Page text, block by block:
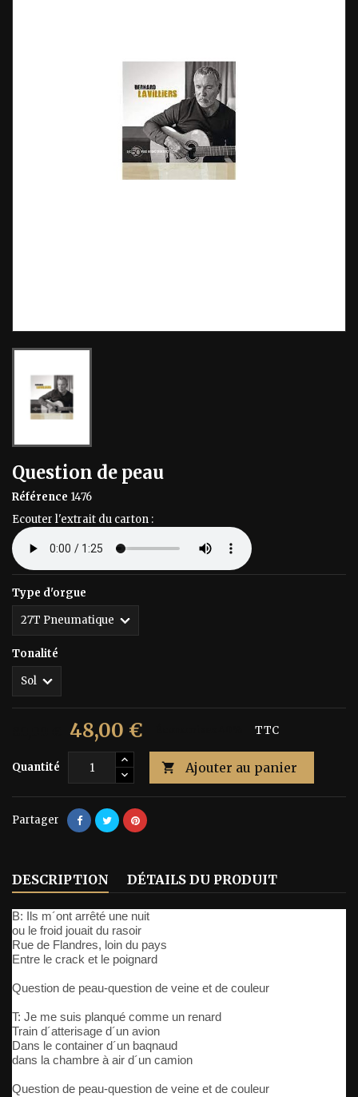
Question de peau
Référence 1476
Ecouter l'extrait du carton :
Type d'orgue
Tonalité
48,00 € TTC
Quantité  Ajouter au panier
Partager
DESCRIPTION DÉTAILS DU PRODUIT
B: Ils m´ont arrêté une nuit
ou le froid jouait du rasoir
Rue de Flandres, loin du pays
Entre le crack et le poignard
Question de peau-question de veine et de couleur
T: Je me suis planqué comme un renard
Train d´atterisage d´un avion
Dans le container d´un baqnaud
dans la chambre à air d´un camion
Question de peau-question de veine et de couleur